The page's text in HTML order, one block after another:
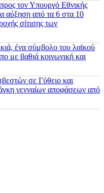
τον Υπουργό Εθνικής
αύξηση από τα 6 στα 10
σίτισης των
ένα σύμβολο του λαϊκού
με βαθιά κοινωνική και
σε Γύθειο και
γενναίων αποφάσεων από